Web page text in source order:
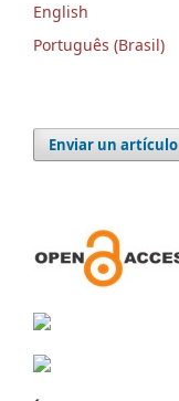
English
Português (Brasil)
Enviar un artículo